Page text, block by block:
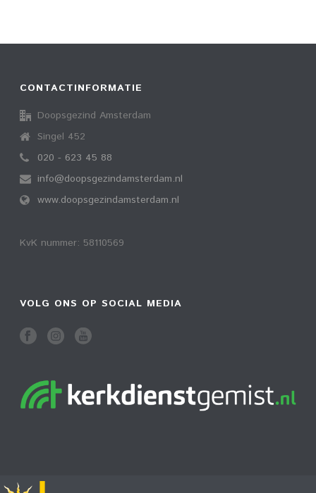
CONTACTINFORMATIE
Doopsgezind Amsterdam
Singel 452
020 - 623 45 88
info@doopsgezindamsterdam.nl
www.doopsgezindamsterdam.nl
KvK nummer: 58110569
VOLG ONS OP SOCIAL MEDIA